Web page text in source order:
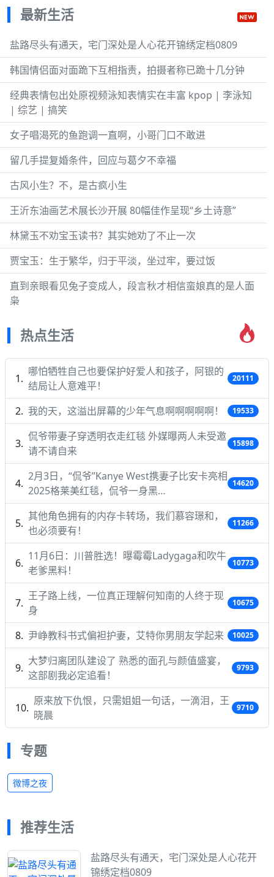
最新生活
盐路尽头有通天，宅门深处是人心花开锦绣定档0809
韩国情侣面对面跪下互相指责，拍摄者称已跪十几分钟
经典表情包出处原视频泳知表情实在丰富 kpop | 李泳知
| 综艺 | 搞笑
女子唱渴死的鱼跑调一直啊，小哥门口不敢进
留几手提复婚条件，回应与葛夕不幸福
古风小生？不，是古疯小生
王沂东油画艺术展长沙开展 80幅佳作呈现“乡土诗意”
林黛玉不劝宝玉读书？其实她劝了不止一次
贾宝玉：生于繁华，归于平淡，坐过牢，要过饭
直到亲眼看见兔子变成人，段言秋才相信蛮娘真的是人面
枭
热点生活
哪怕牺牲自己也要保护好爱人和孩子，阿银的
结局让人意难平！
20111
我的天，这溢出屏幕的少年气息啊啊啊啊啊！ 19533
侃爷带妻子穿透明衣走红毯 外媒曝两人未受邀
请不请自来
15898
2月3日，“侃爷”Kanye West携妻子比安卡亮相
2025格莱美红毯，侃爷一身黑…
14620
其他角色拥有的内存卡转场，我们慕容璟和，
也必须要有！
11266
11月6日：川普胜选！曝霉霉Ladygaga和吹牛
老爹黑料！
10773
王子路上线，一位真正理解何知南的人终于现
身
10675
尹峥教科书式偏袒护妻，艾特你男朋友学起来 10025
大梦归离团队建设了 熟悉的面孔与颜值盛宴，
这部剧我必定追看！
9793
原来放下仇恨，只需姐姐一句话，一滴泪，王
晓晨
9710
专题
微博之夜
推荐生活
盐路尽头有通天，宅门深处是人心花开
锦绣定档0809